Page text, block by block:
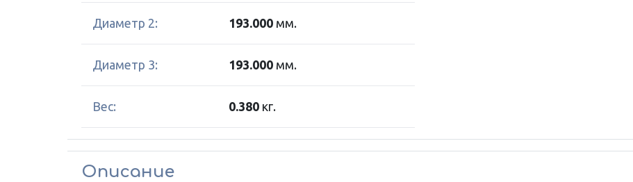
Диаметр 2: 193.000 мм.
Диаметр 3: 193.000 мм.
Вес: 0.380 кг.
Описание